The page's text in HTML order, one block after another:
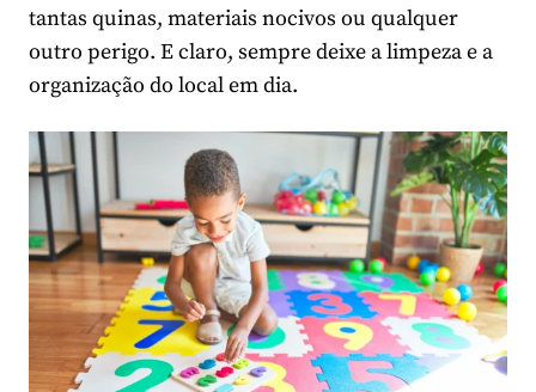
tantas quinas, materiais nocivos ou qualquer
outro perigo. E claro, sempre deixe a limpeza e a
organização do local em dia.